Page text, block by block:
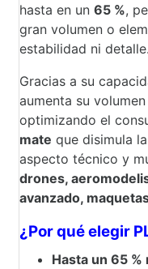
hasta en un 65 %,
gran volumen o
estabilidad ni detalle.
Gracias a su
aumenta su
optimizando el
mate que disimula
aspecto técnico y
drones,
avanzado,
¿Por qué elegir
Hasta un 65